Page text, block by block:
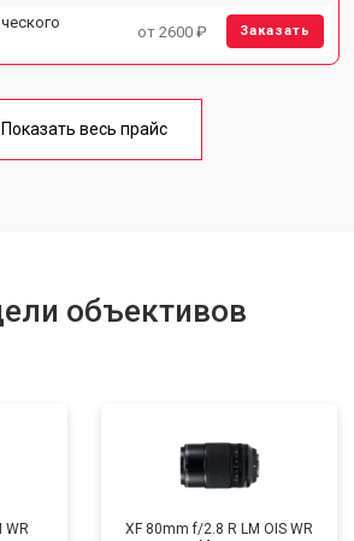
от 2600 ₽ Заказать
Показать весь прайс
объективов
WR
XF 80mm f/2.8 R LM OIS WR